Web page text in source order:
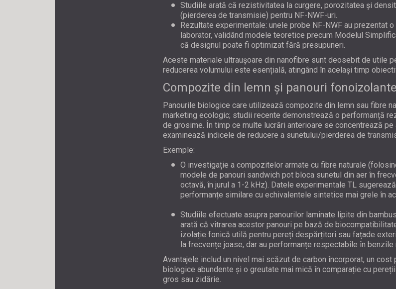
Studiile arată că rezistivitatea la curgere, porozitatea și
(pierderea de transmisie) pentru NF-NWF-uri.
Rezultate experimentale: unele probe NF-NWF au prezentat
laborator, validând modele teoretice precum Modelul
că designul poate fi optimizat fără presupuneri.
Aceste materiale ultraușoare din nanofibre sunt deosebit de utile
reducerea volumului este esențială, atingând în același timp
Compozite din lemn și panouri
Panourile biologice care utilizează compozite din lemn sau fibre
marketing ecologic; studii recente demonstrează o performanță
de grosime. În timp ce multe lucrări anterioare se concentrează
examinează indicele de reducere a sunetului/pierderea de
Exemple:
O investigație a compozitelor armate cu fibre naturale
modele de panouri sandwich pot bloca sunetul din aer în
octavă, în jurul a 1-2 kHz). Datele experimentale TL
performanțe similare cu echivalentele sintetice mai grele în
Studiile efectuate asupra panourilor laminate lipite din
arată că vitrarea acestor panouri pe bază de
izolație fonică utilă pentru pereți despărțitori sau fațade
la frecvențe joase, dar au performanțe respectabile în benzile
Avantajele includ un nivel mai scăzut de carbon încorporat, un
biologice abundente și o greutate mai mică în comparație cu
gros sau zidărie.